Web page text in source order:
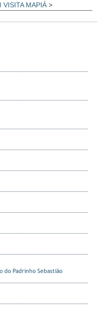
VISITA MAPIÁ>
do Padrinho Sebastião